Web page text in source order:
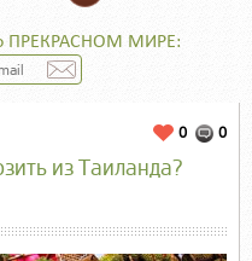
о ПРЕКРАСНОМ МИРЕ:
0
0
из Таиланда?